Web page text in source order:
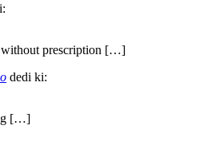
prescription […]
dedi ki:
[…]